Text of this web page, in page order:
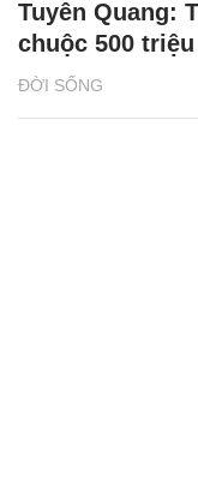
ĐỜI SỐNG
Tuyên Quang:
chuộc 500